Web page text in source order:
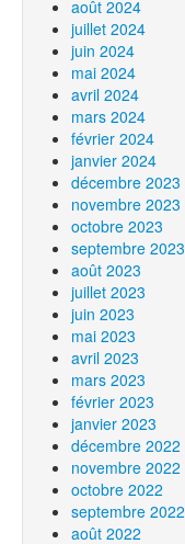
août 2024
juillet 2024
juin 2024
mai 2024
avril 2024
mars 2024
février 2024
janvier 2024
décembre 2023
novembre 2023
octobre 2023
septembre 2023
août 2023
juillet 2023
juin 2023
mai 2023
avril 2023
mars 2023
février 2023
janvier 2023
décembre 2022
novembre 2022
octobre 2022
septembre 2022
août 2022